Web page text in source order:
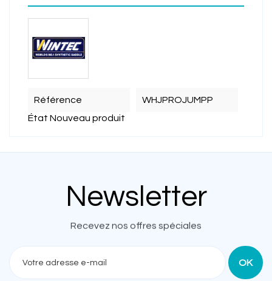
Référence
WHJPROJUMPP
État Nouveau produit
Newsletter
Recevez nos offres spéciales